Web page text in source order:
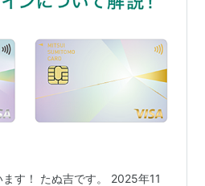
す！ たぬ吉です。 2025年11